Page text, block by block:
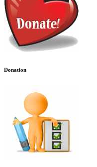
Donation